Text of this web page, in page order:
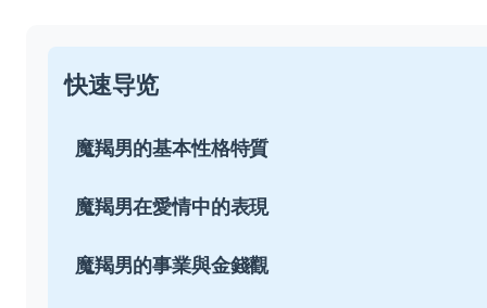
快速导览
魔羯男的基本性格特質
魔羯男在愛情中的表現
魔羯男的事業與金錢觀